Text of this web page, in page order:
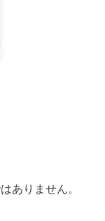
ありません。